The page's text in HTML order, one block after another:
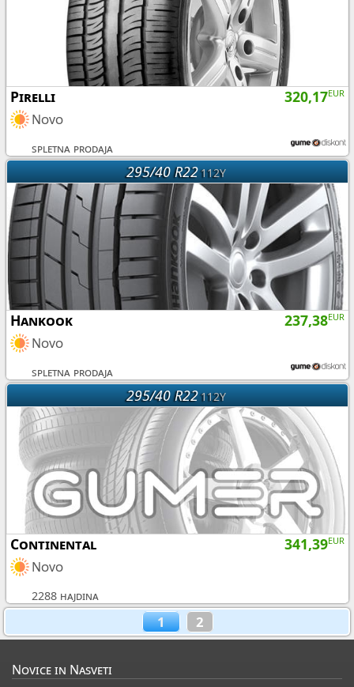
320,17EUR
Pirelli
Novo
spletna prodaja
295/40 R22112Y
237,38EUR
Hankook
Novo
spletna prodaja
295/40 R22112Y
341,39EUR
Continental
Novo
2288 hajdina
1 2
Novice in Nasveti